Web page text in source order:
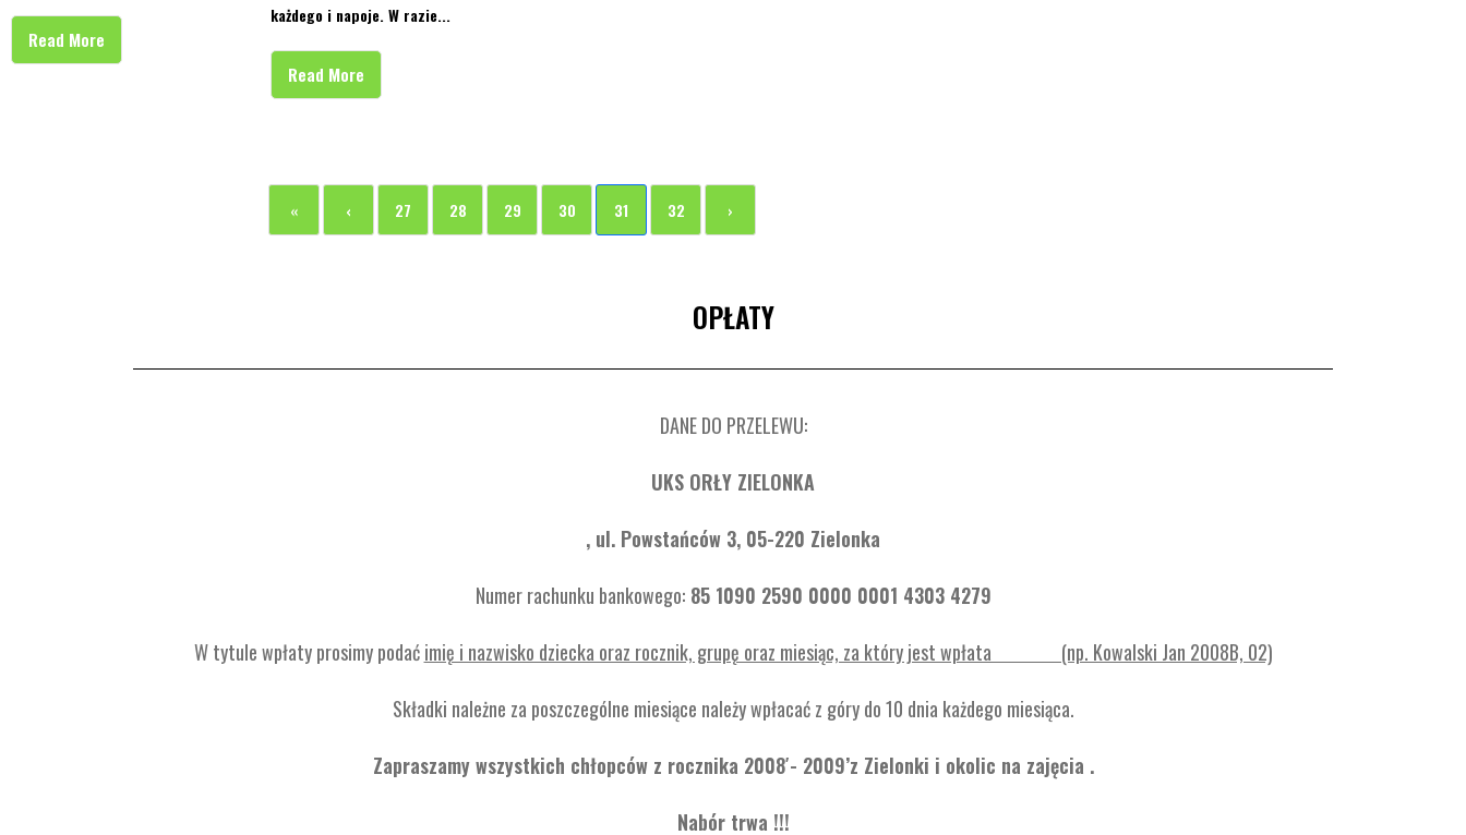
Read More
każdego i napoje. W razie...
Read More
« ‹ 27 28 29 30 31 32 ›
OPŁATY
DANE DO PRZELEWU:
UKS ORŁY ZIELONKA
, ul. Powstańców 3, 05-220 Zielonka
Numer rachunku bankowego:85 1090 2590 0000 0001 4303 4279
W tytule wpłaty prosimy podaćimię i nazwisko dziecka oraz rocznik, grupę oraz miesiąc, za który jest wpłata (np. Kowalski Jan 2008B, 02)
Składki należne za poszczególne miesiące należy wpłacać z góry do 10 dnia każdego miesiąca.
Zapraszamy wszystkich chłopców z rocznika 2008′- 2009’z Zielonki i okolic na zajęcia .
Nabór trwa !!!